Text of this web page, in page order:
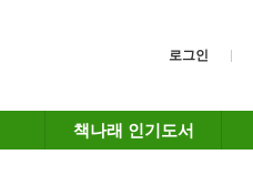
로그인
책나래 인기도서